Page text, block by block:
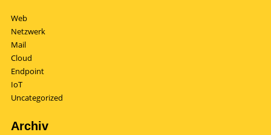
Web
Netzwerk
Mail
Cloud
Endpoint
IoT
Uncategorized
Archiv